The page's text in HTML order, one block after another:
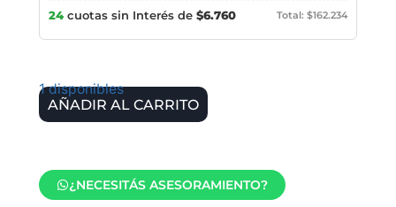
24 cuotas sin Interés de $6.760 Total: $162.234
1 disponibles
AÑADIR AL CARRITO
¿NECESITÁS ASESORAMIENTO?